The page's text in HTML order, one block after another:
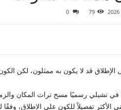
79
0
قد لا يكون به ممثلون، لكن الكون